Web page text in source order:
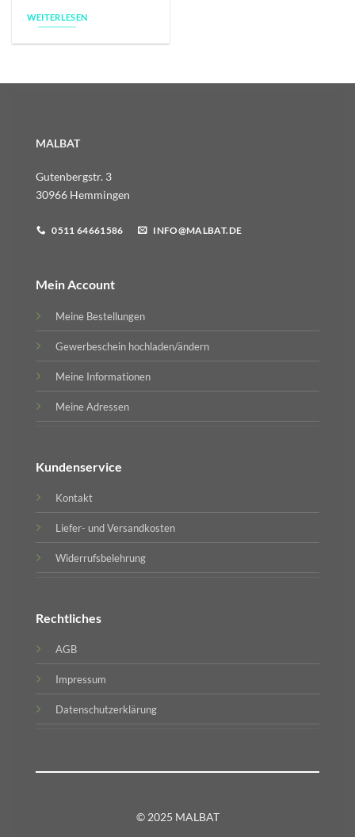
WEITERLESEN
MALBAT
Gutenbergstr. 3
30966 Hemmingen
0511 64661586 INFO@MALBAT.DE
Mein Account
Meine Bestellungen
Gewerbeschein hochladen/ändern
Meine Informationen
Meine Adressen
Kundenservice
Kontakt
Liefer- und Versandkosten
Widerrufsbelehrung
Rechtliches
AGB
Impressum
Datenschutzerklärung
© 2025 MALBAT